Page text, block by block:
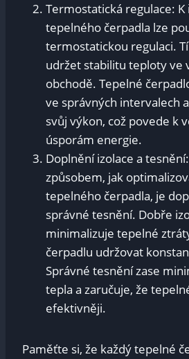
Termostatická regulace: K
tepelného čerpadla lze
termostatickou regulaci.
udržet stabilitu teploty ve
obchodě. Tepelné
ve správných intervalech
svůj výkon, což povede k
úsporám energie.
Doplnění izolace a
způsobem, jak
tepelného čerpadla, je
správné tesnění. Dobře
minimalizuje tepelné
čerpadlu udržovat
Správné tesnění zase
tepla a zaručuje, že
efektivněji.
Paměťte si, že každý tepelné